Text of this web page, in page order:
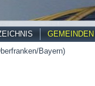
Bayern)